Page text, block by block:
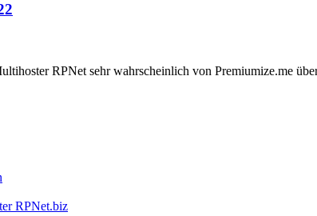
RPNet sehr wahrscheinlich von Premiumize.me
RPNet.biz